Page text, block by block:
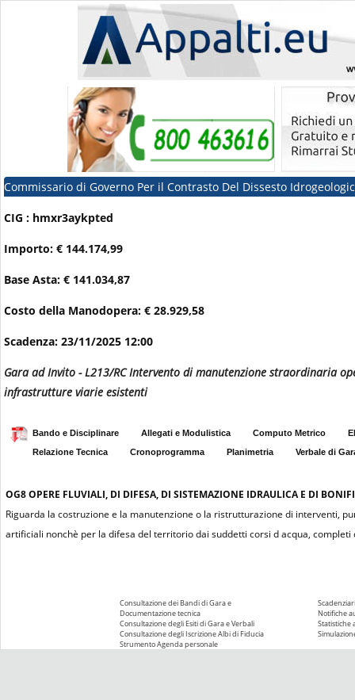
Commissario di Governo Per il Contrasto Del Dissesto
CIG : hmxr3aykpted
Importo: € 144.174,99
Base Asta: € 141.034,87
Costo della Manodopera: € 28.929,58
Scadenza: 23/11/2025 12:00
Gara ad Invito - L213/RC Intervento di manutenzione straordinaria
infrastrutture viarie esistenti
Bando e Disciplinare Allegati e Modulistica Computo Metrico
Relazione Tecnica
Cronoprogramma Planimetria Verbale di
OG8OPERE FLUVIALI, DI DIFESA, DI SISTEMAZIONE IDRAULICA E DI
Riguarda la costruzione e la manutenzione o la ristrutturazione di interventi,
artificiali nonchè per la difesa del territorio dai suddetti corsi d acqua,
Consultazione dei Bandi di Gara e
Documentazione tecnica
Consultazione degli Esiti di Gara e Verbali
Consultazione degli Iscrizione Albi di Fiducia
Strumento Agenda personale
Notifiche
Statistiche